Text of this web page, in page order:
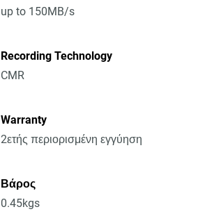
up to 150MB/s
Recording Technology
CMR
Warranty
2ετής περιορισμένη εγγύηση
Βάρος
0.45kgs